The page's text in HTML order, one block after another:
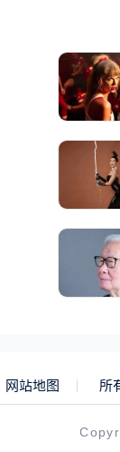
网站地图 所